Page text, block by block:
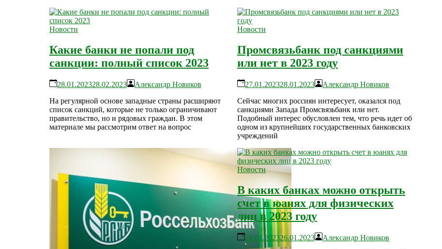
Новости
Какие банки не попали под
санкции: полный список 2023
28.01.202328.02.2023
Александр Новиков
На регулярной основе западные страны расширяют
список санкций, которые не только ограничивают
правительство, но и рядовых граждан. В этом
материале мы рассмотрим ответ на вопрос
Новости
Промсвязьбанк под санкциями
или нет в 2023 году
27.01.202328.01.2023
Александр Новиков
Сейчас многих россиян интересует, оказался под
санкциями Запада Промсвязьбанк или нет.
Подобный интерес обусловлен тем, что речь идет об
одном из крупнейших государственных банковских
учреждений
Новости
В каких банках можно открыть
счет в юанях для физических
лиц в 2023 году
26.01.202326.01.2023
Александр Новиков